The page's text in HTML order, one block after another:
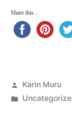
Share this...
Posted
by
Karin Muru
Posted